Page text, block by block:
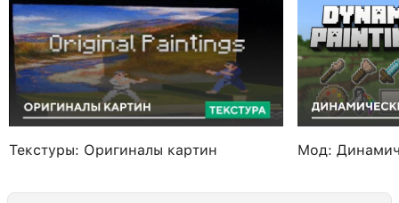
Текстуры: Оригиналы картин Мод: